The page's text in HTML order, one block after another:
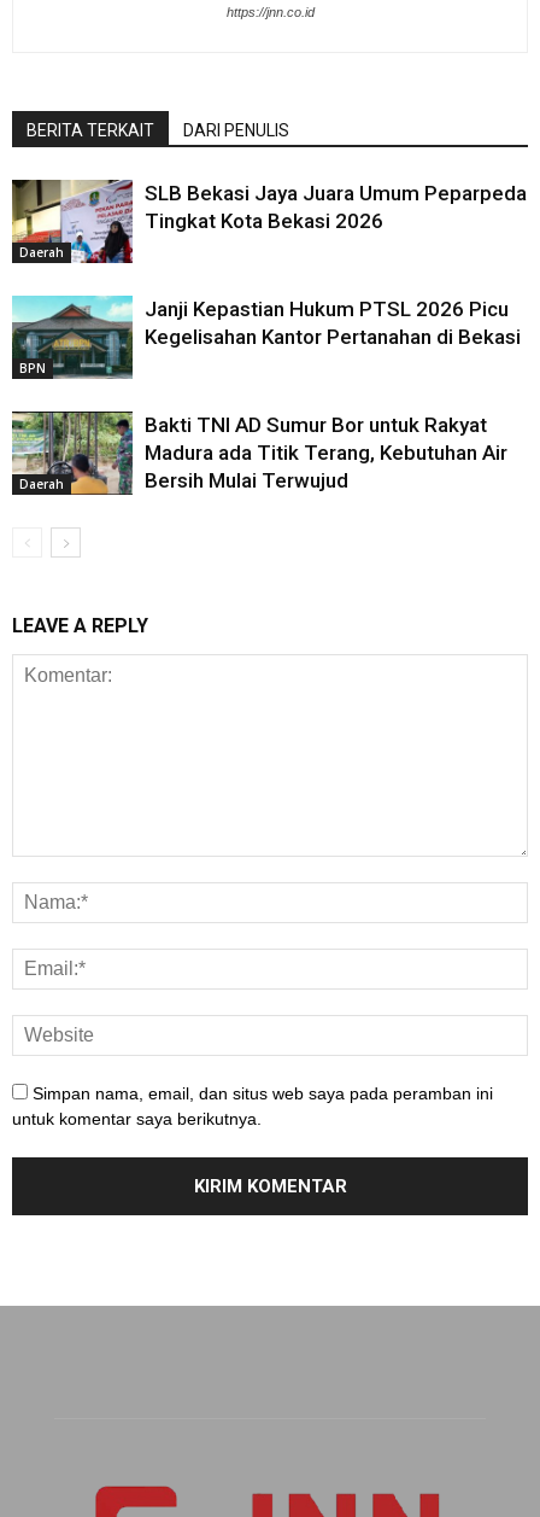
https://jnn.co.id
BERITA TERKAIT DARI PENULIS
Daerah
SLB Bekasi Jaya Juara Umum Peparpeda
Tingkat Kota Bekasi 2026
BPN
Janji Kepastian Hukum PTSL 2026 Picu
Kegelisahan Kantor Pertanahan di Bekasi
Daerah
Bakti TNI AD Sumur Bor untuk Rakyat
Madura ada Titik Terang, Kebutuhan Air
Bersih Mulai Terwujud
LEAVE A REPLY
Simpan nama, email, dan situs web saya pada peramban ini
untuk komentar saya berikutnya.